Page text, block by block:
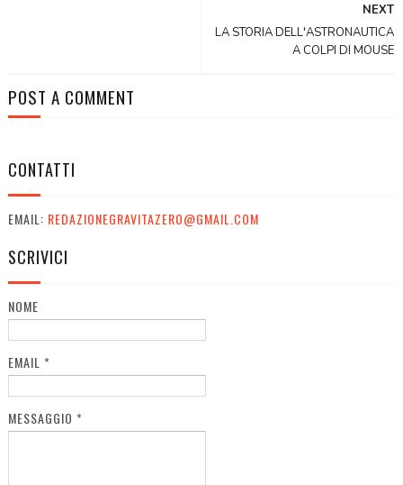
NEXT
LA STORIA DELL'ASTRONAUTICA
A COLPI DI MOUSE
POST A COMMENT
CONTATTI
EMAIL: REDAZIONEGRAVITAZERO@GMAIL.COM
SCRIVICI
NOME
EMAIL *
MESSAGGIO *